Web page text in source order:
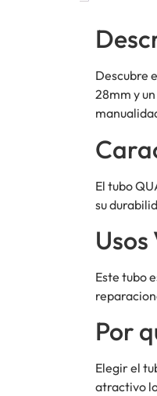
Descubre
28mm y
El tubo
su
Este tubo
Por
Elegir el
atractivo